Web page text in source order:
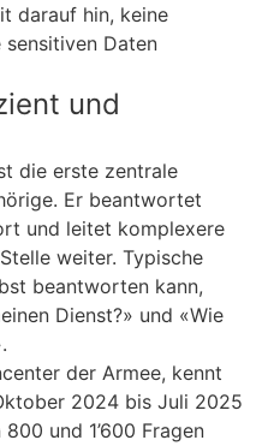
darauf hin, keine
sensitiven Daten
und
die erste zentrale
Er beantwortet
und leitet komplexere
weiter. Typische
beantworten kann,
Dienst?» und «Wie
der Armee, kennt
2024 bis Juli 2025
und 1’600 Fragen